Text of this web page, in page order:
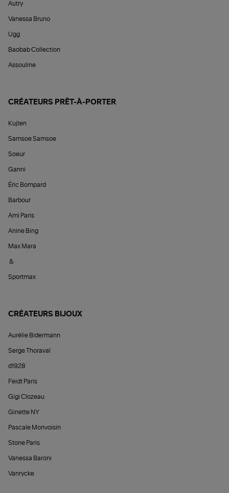
Autry
Vanessa Bruno
Ugg
Baobab Collection
Assouline
CRÉATEURS PRÊT-À-PORTER
Kujten
Samsoe Samsoe
Soeur
Ganni
Éric Bompard
Barbour
Ami Paris
Anine Bing
Max Mara
&
Sportmax
CRÉATEURS BIJOUX
Aurélie Bidermann
Serge Thoraval
d1928
Feidt Paris
Gigi Clozeau
Ginette NY
Pascale Monvoisin
Stone Paris
Vanessa Baroni
Vanrycke